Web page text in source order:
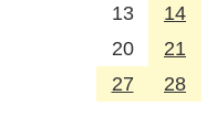
13
14
20
21
27
28